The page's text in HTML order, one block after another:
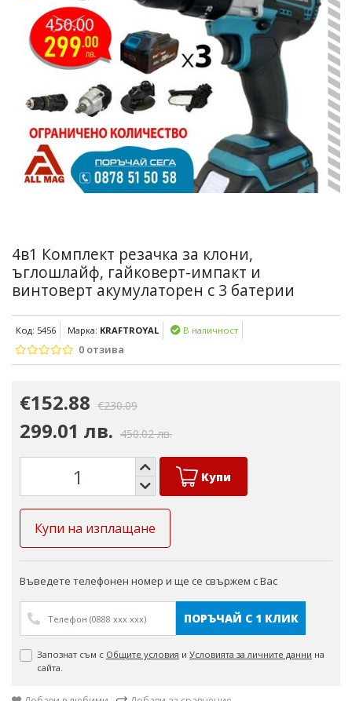
4в1 Комплект резачка за клони,
ъглошлайф, гайковерт-импакт и
винтоверт акумулаторен с 3 батерии
Код: 5456 Марка: KRAFTROYAL В наличност
0 отзива
€152.88 €230.09
299.01 лв. 450.02 лв.
Купи
Купи на изплащане
Въведете телефонен номер и ще се свържем с Вас
ПОРЪЧАЙ С 1 КЛИК
Запознат съм с Общите условия и Условията за личните данни на
сайта.